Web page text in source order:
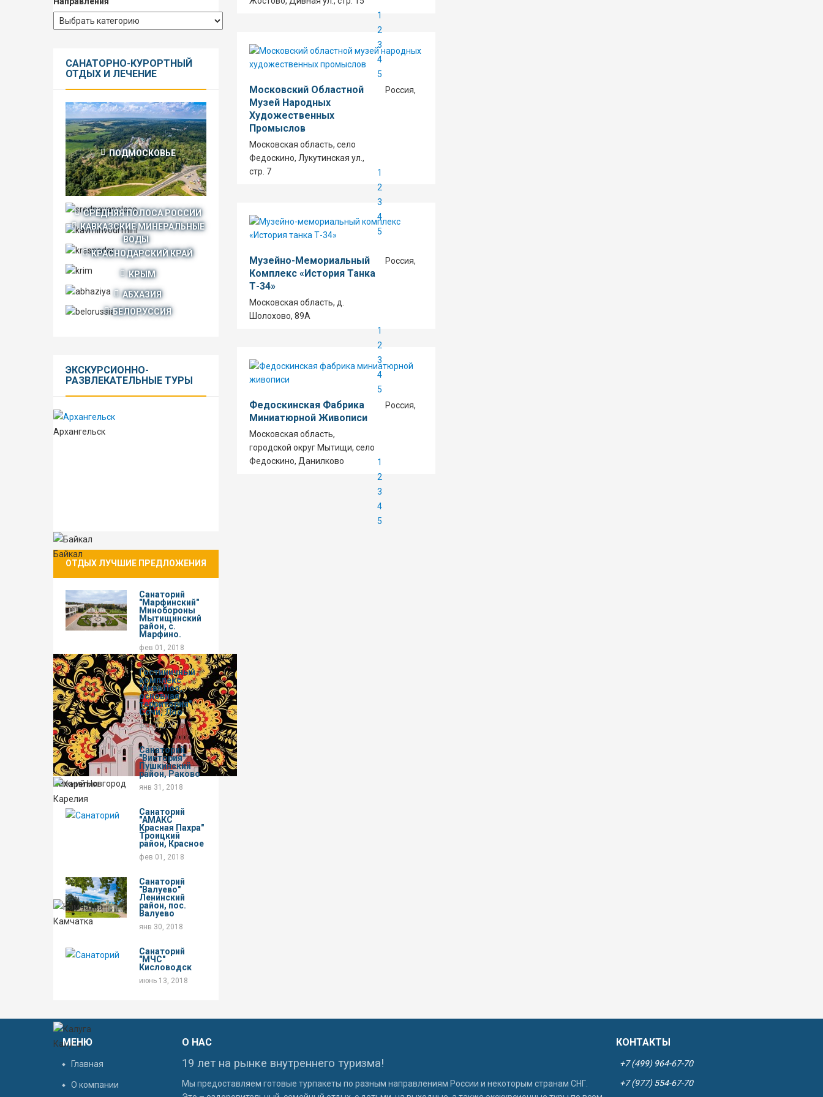
1
2
3
4
5
Московский Областной
Музей Народных
Художественных
Промыслов
1
2
3
4
5
Россия,
Московская область, село
Федоскино, Лукутинская ул.,
стр. 7
Музейно-Мемориальный
Комплекс «История Танка
Т-34»
1
2
3
4
5
Россия,
Московская область, д.
Шолохово, 89А
Федоскинская Фабрика
Миниатюрной Живописи
1
2
3
4
5
Россия,
Московская область,
городской округ Мытищи, село
Федоскино, Данилково
САНАТОРНО-КУРОРТНЫЙ
ОТДЫХ И ЛЕЧЕНИЕ
ПОДМОСКОВЬЕ
СРЕДНЯЯ ПОЛОСА РОССИИ
КАВКАЗСКИЕ МИНЕРАЛЬНЫЕ
ВОДЫ
КРАСНОДАРСКИЙ КРАЙ
КРЫМ
АБХАЗИЯ
БЕЛОРУССИЯ
ЭКСКУРСИОННО-
РАЗВЛЕКАТЕЛЬНЫЕ ТУРЫ
Архангельск
Байкал
Нижний Новгород
Карелия
Камчатка
Калуга
ОТДЫХ ЛУЧШИЕ ПРЕДЛОЖЕНИЯ
Санаторий
"Марфинский"
Минобороны
Мытищинский
район, с.
Марфино.
фев 01, 2018
Гостиничный
комплекс
"АкваЛоо,
основная
территория"
Сочи, Лоо
фев 02, 2018
Санаторий
"Виктория"
Пушкинский
район, Раково
янв 31, 2018
Санаторий
"АМАКС
Красная Пахра"
Троицкий
район, Красное
фев 01, 2018
Санаторий
"Валуево"
Ленинский
район, пос.
Валуево
янв 30, 2018
Санаторий
"МЧС"
Кисловодск
июнь 13, 2018
МЕНЮ
Главная
О компании
О НАС
19 лет на рынке внутреннего туризма!
Мы предоставляем готовые турпакеты по разным направлениям России и некоторым странам СНГ.
КОНТАКТЫ
+7 (499) 964-67-70
+7 (977) 554-67-70